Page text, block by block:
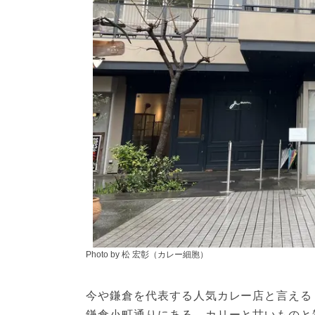
Photo by 松 宏彰（カレー細胞）
今や鎌倉を代表する人気カレー店と言え